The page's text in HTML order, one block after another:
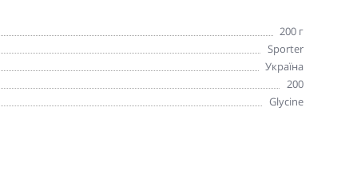
200 г
Sporter
Україна
200
Glycine